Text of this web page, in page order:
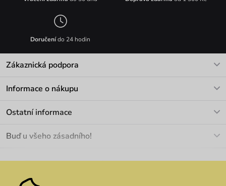
Doručenído 24 hodin
Zákaznická podpora
Informace o nákupu
Materiály a údržba
Pozáruční opravy
Ostatní informace
Velkoobchod
We Care
Buď u všeho zásadního!